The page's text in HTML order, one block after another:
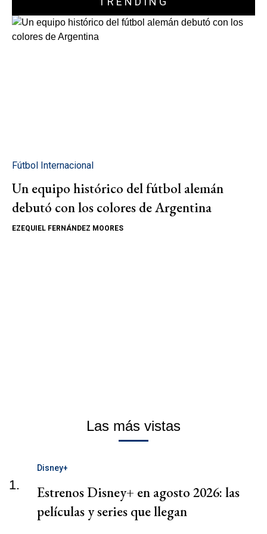
Fútbol Internacional
Un equipo histórico del fútbol alemán
debutó con los colores de Argentina
EZEQUIEL FERNÁNDEZ MOORES
Las más vistas
1.
Disney+
Estrenos Disney+ en agosto 2026: las
películas y series que llegan